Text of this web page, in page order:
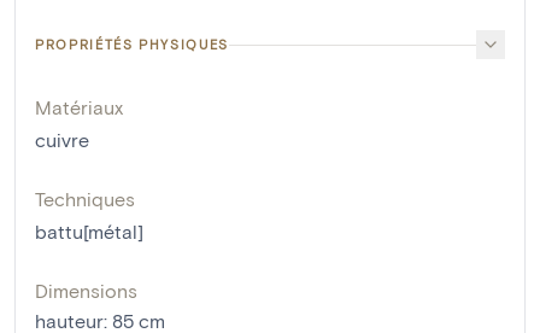
PROPRIÉTÉS PHYSIQUES
Matériaux
cuivre
Techniques
battu[métal]
Dimensions
hauteur: 85 cm